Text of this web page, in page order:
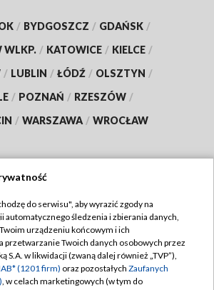
/ BYDGOSZCZ / GDAŃSK /
WLKP. / KATOWICE / KIELCE /
/ LUBLIN / ŁÓDŹ / OLSZTYN /
/ POZNAŃ / RZESZÓW /
/ WARSZAWA / WROCŁAW
TVP
Regulamin TVP
Polityka prywatności
do serwisu", aby wyrazić zgody na
automatycznego śledzenia i zbierania danych,
urządzeniu końcowym i ich
przetwarzanie Twoich danych osobowych przez
S.A. w likwidacji (zwaną dalej również „TVP”),
(1201 firm) oraz pozostałych Zaufanych
, w celach marketingowych (w tym do